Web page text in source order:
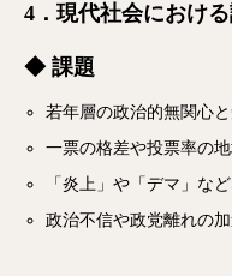
4．現代社会におけ
◆ 課題
若年層の政治的無関心
一票の格差や投票率の
「炎上」や「デマ」な
政治不信や政党離れの